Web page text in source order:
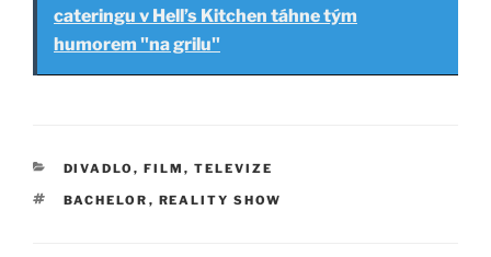
cateringu v Hell’s Kitchen táhne tým
humorem "na grilu"
RUBRIKY
DIVADLO, FILM, TELEVIZE
ŠTÍTKY
BACHELOR , REALITY SHOW